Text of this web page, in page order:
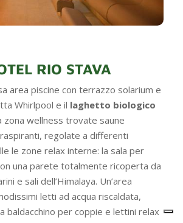
RIO STAVA
area piscine con terrazzo solarium e
Whirlpool e il laghetto biologico
zona wellness trovate saune
regolate a differenti
le zone relax interne: la sala per
una parete totalmente ricoperta da
e sali dell’Himalaya. Un’area
letti ad acqua riscaldata,
baldacchino per coppie e lettini relax